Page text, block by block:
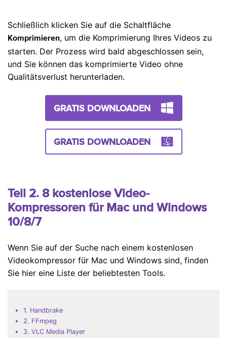
Schließlich klicken Sie auf die Schaltfläche
Komprimieren, um die Komprimierung Ihres Videos zu
starten. Der Prozess wird bald abgeschlossen sein,
und Sie können das komprimierte Video ohne
Qualitätsverlust herunterladen.
GRATIS DOWNLOADEN
GRATIS DOWNLOADEN
Teil 2. 8 kostenlose Video-
Kompressoren für Mac und Windows
10/8/7
Wenn Sie auf der Suche nach einem kostenlosen
Videokompressor für Mac und Windows sind, finden
Sie hier eine Liste der beliebtesten Tools.
1. Handbrake
2. FFmpeg
3. VLC Media Player